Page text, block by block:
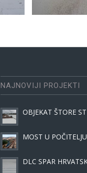
NAJNOVIJI PROJEKTI
OBJEKAT ŠTORE
MOST U POČITELJU
DLC SPAR